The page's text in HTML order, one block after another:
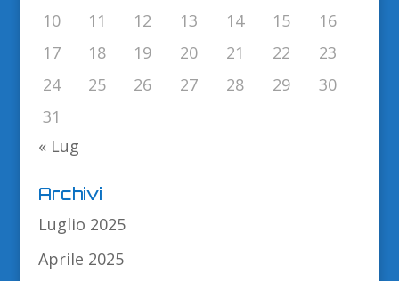
10
11 12 13 14 15
16
17
18 19 20 21 22
23
24
25 26 27 28 29
30
31
« Lug
Archivi
Luglio 2025
Aprile 2025